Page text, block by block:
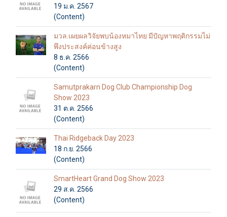
19 ม.ค. 2567
(Content)
มวล.เผยผลวิจัยพบน้องหมาไทย มีปัญหาพฤติกรรมไม่
พึงประสงค์ค่อนข้างสูง
8 ธ.ค. 2566
(Content)
Samutprakarn Dog Club Championship Dog
Show 2023
31 ต.ค. 2566
(Content)
Thai Ridgeback Day 2023
18 ก.ย. 2566
(Content)
SmartHeart Grand Dog Show 2023
29 ส.ค. 2566
(Content)